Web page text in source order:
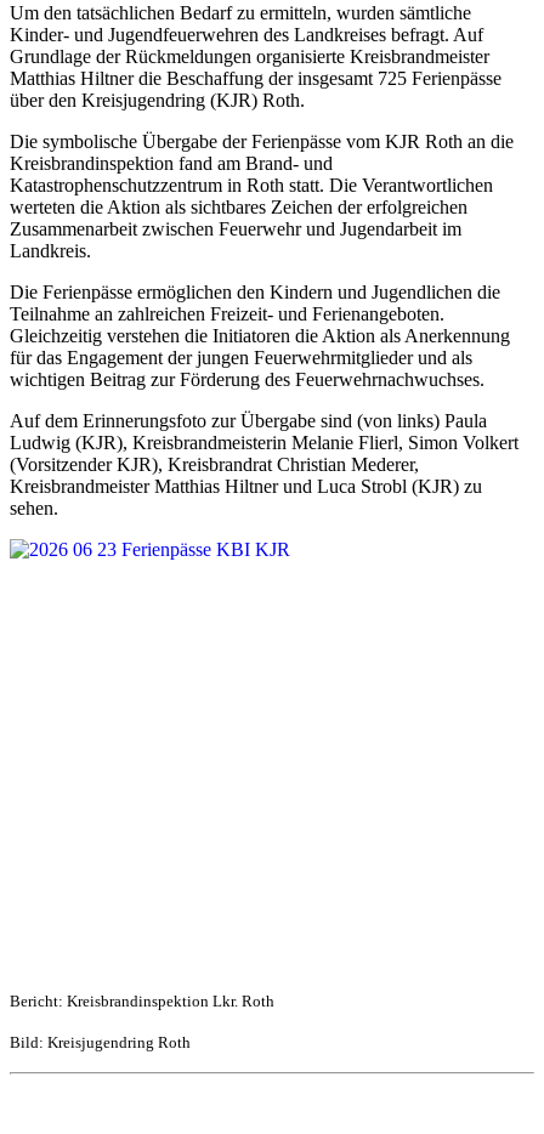
Um den tatsächlichen Bedarf zu ermitteln, wurden sämtliche
Kinder- und Jugendfeuerwehren des Landkreises befragt. Auf
Grundlage der Rückmeldungen organisierte Kreisbrandmeister
Matthias Hiltner die Beschaffung der insgesamt 725 Ferienpässe
über den Kreisjugendring (KJR) Roth.
Die symbolische Übergabe der Ferienpässe vom KJR Roth an die
Kreisbrandinspektion fand am Brand- und
Katastrophenschutzzentrum in Roth statt. Die Verantwortlichen
werteten die Aktion als sichtbares Zeichen der erfolgreichen
Zusammenarbeit zwischen Feuerwehr und Jugendarbeit im
Landkreis.
Die Ferienpässe ermöglichen den Kindern und Jugendlichen die
Teilnahme an zahlreichen Freizeit- und Ferienangeboten.
Gleichzeitig verstehen die Initiatoren die Aktion als Anerkennung
für das Engagement der jungen Feuerwehrmitglieder und als
wichtigen Beitrag zur Förderung des Feuerwehrnachwuchses.
Auf dem Erinnerungsfoto zur Übergabe sind (von links) Paula
Ludwig (KJR), Kreisbrandmeisterin Melanie Flierl, Simon Volkert
(Vorsitzender KJR), Kreisbrandrat Christian Mederer,
Kreisbrandmeister Matthias Hiltner und Luca Strobl (KJR) zu
sehen.
Bericht: Kreisbrandinspektion Lkr. Roth
Bild: Kreisjugendring Roth